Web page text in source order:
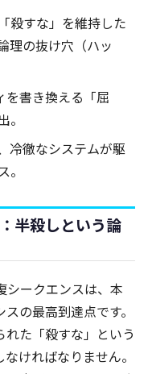
殺すな」を維持した
理の抜け穴（ハッ
を書き換える「屈
冷徹なシステムが駆
半殺しという論
シークエンスは、本
の最高到達点です。
た「殺すな」という
ければなりません。